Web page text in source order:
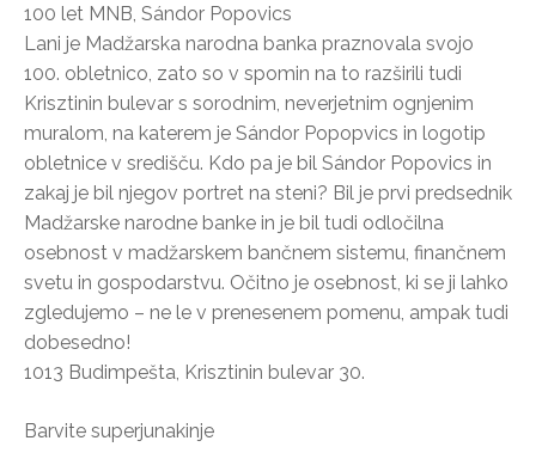
100 let MNB, Sándor Popovics
Lani je Madžarska narodna banka praznovala svojo
100. obletnico, zato so v spomin na to razširili tudi
Krisztinin bulevar s sorodnim, neverjetnim ognjenim
muralom, na katerem je Sándor Popopvics in logotip
obletnice v središču. Kdo pa je bil Sándor Popovics in
zakaj je bil njegov portret na steni? Bil je prvi predsednik
Madžarske narodne banke in je bil tudi odločilna
osebnost v madžarskem bančnem sistemu, finančnem
svetu in gospodarstvu. Očitno je osebnost, ki se ji lahko
zgledujemo – ne le v prenesenem pomenu, ampak tudi
dobesedno!
1013 Budimpešta, Krisztinin bulevar 30.
Barvite superjunakinje